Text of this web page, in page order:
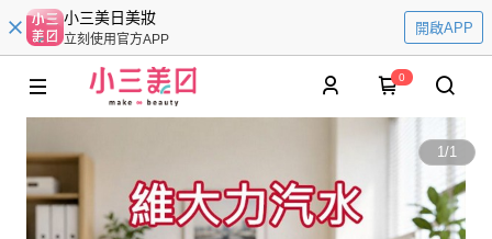
小三美日美妝
立刻使用官方APP
開啟APP
0
1/1